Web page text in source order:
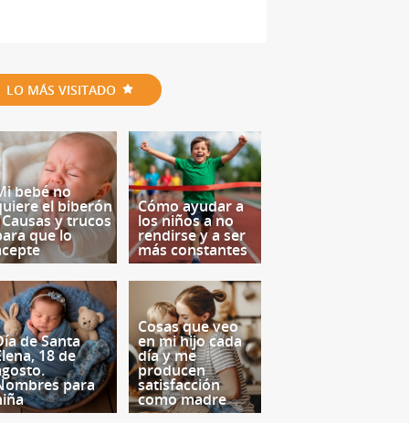
LO MÁS VISITADO
bebé no
el biberón
y trucos
que lo
Cómo ayudar a
los niños a no
rendirse y a ser
más constantes
de Santa
18 de
para
Cosas que veo
en mi hijo cada
día y me
producen
satisfacción
como madre